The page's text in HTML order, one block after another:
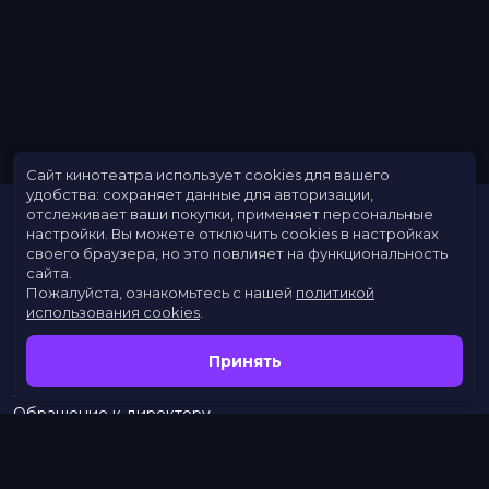
Расписание
Скоро в кино
Заведения
Обращение к директору
Сайт кинотеатра использует cookies для вашего
удобства: сохраняет данные для авторизации,
отслеживает ваши покупки, применяет персональные
настройки. Вы можете отключить cookies в настройках
своего браузера, но это повлияет на функциональность
сайта.
Пожалуйста, ознакомьтесь с нашей политикой
использования cookies
Принять